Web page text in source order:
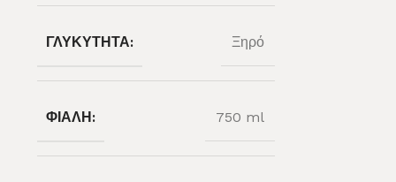
ΓΛΥΚΎΤΗΤΑ: Ξηρό
ΦΙΆΛΗ: 750 ml